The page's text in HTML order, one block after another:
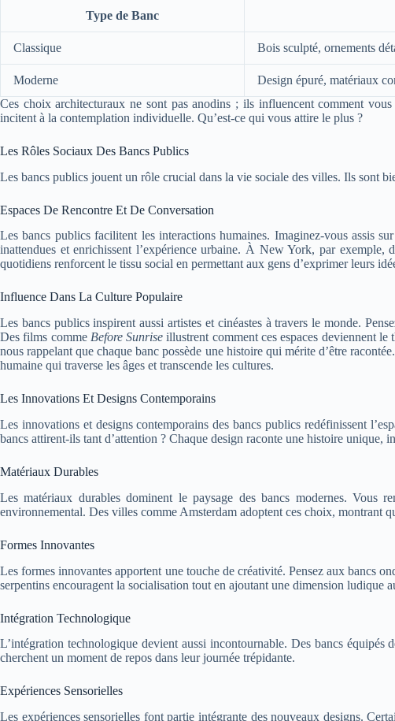
Type de Banc
Classique Bois sculpté, ornements
Moderne Design épuré, matériaux
Ces choix architecturaux ne sont pas anodins ; ils influencent comment
incitent à la contemplation individuelle. Qu’est-ce qui vous attire le plus ?
Les Rôles Sociaux Des Bancs Publics
Les bancs publics jouent un rôle crucial dans la vie sociale des villes. Ils sont
Espaces De Rencontre Et De Conversation
Les bancs publics facilitent les interactions humaines. Imaginez-vous assis
inattendues et enrichissent l’expérience urbaine. À New York, par
quotidiens renforcent le tissu social en permettant aux gens d’exprimer leurs
Influence Dans La Culture Populaire
Les bancs publics inspirent aussi artistes et cinéastes à travers le monde.
Des films comme Before Sunrise illustrent comment ces espaces deviennent
nous rappelant que chaque banc possède une histoire qui mérite d’être
humaine qui traverse les âges et transcende les cultures.
Les Innovations Et Designs Contemporains
Les innovations et designs contemporains des bancs publics redéfinissent
bancs attirent-ils tant d’attention ? Chaque design raconte une histoire unique,
Matériaux Durables
Les matériaux durables dominent le paysage des bancs modernes. Vous
environnemental. Des villes comme Amsterdam adoptent ces choix, montrant
Formes Innovantes
Les formes innovantes apportent une touche de créativité. Pensez aux bancs
serpentins encouragent la socialisation tout en ajoutant une dimension ludique
Intégration Technologique
L’intégration technologique devient aussi incontournable. Des bancs
cherchent un moment de repos dans leur journée trépidante.
Expériences Sensorielles
Les expériences sensorielles font partie intégrante des nouveaux designs.